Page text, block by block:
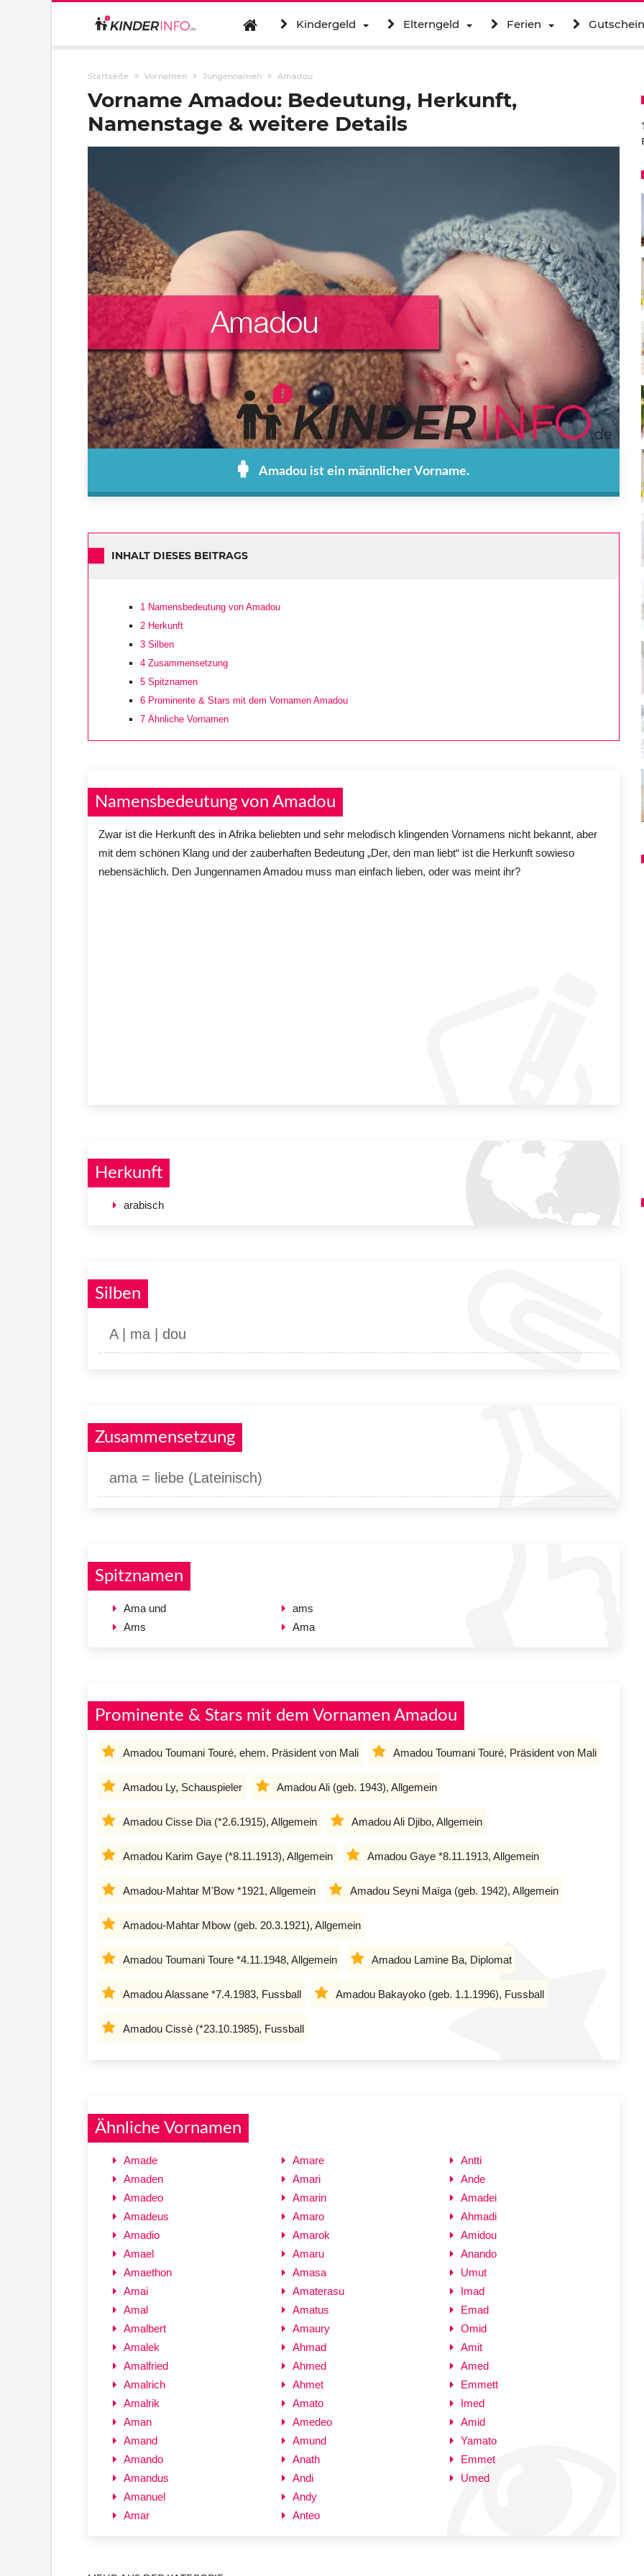
Kindergeld Elterngeld Ferien
Startseite Vornamen Jungennamen Amadou
Vorname Amadou: Bedeutung, Herkunft,
Namenstage & weitere Details
Amadou ist ein männlicher Vorname.
INHALT DIESES BEITRAGS
1 Namensbedeutung von Amadou
2 Herkunft
3 Silben
4 Zusammensetzung
5 Spitznamen
6 Prominente & Stars mit dem Vornamen Amadou
7 Ähnliche Vornamen
Namensbedeutung von Amadou
Zwar ist die Herkunft des in Afrika beliebten und sehr melodisch klingenden Vornamens nicht bekannt, aber
mit dem schönen Klang und der zauberhaften Bedeutung „Der, den man liebt“ ist die Herkunft sowieso
nebensächlich. Den Jungennamen Amadou muss man einfach lieben, oder was meint ihr?
Herkunft
arabisch
Silben
A | ma | dou
Zusammensetzung
ama = liebe (Lateinisch)
Spitznamen
Ama und
Ams
ams
Ama
Prominente & Stars mit dem Vornamen Amadou
Amadou Toumani Touré, ehem. Präsident von Mali Amadou Toumani Touré, Präsident von Mali
Amadou Ly, Schauspieler Amadou Ali (geb. 1943), Allgemein
Amadou Cisse Dia (*2.6.1915), Allgemein Amadou Ali Djibo, Allgemein
Amadou Karim Gaye (*8.11.1913), Allgemein Amadou Gaye *8.11.1913, Allgemein
Amadou-Mahtar M'Bow *1921, Allgemein Amadou Seyni Maïga (geb. 1942), Allgemein
Amadou-Mahtar Mbow (geb. 20.3.1921), Allgemein
Amadou Toumani Toure *4.11.1948, Allgemein Amadou Lamine Ba, Diplomat
Amadou Alassane *7.4.1983, Fussball Amadou Bakayoko (geb. 1.1.1996), Fussball
Amadou Cissè (*23.10.1985), Fussball
Ähnliche Vornamen
Amade
Amaden
Amadeo
Amadeus
Amadio
Amael
Amaethon
Amai
Amal
Amalbert
Amalek
Amalfried
Amalrich
Amalrik
Aman
Amand
Amando
Amandus
Amanuel
Amar
Amare
Amari
Amarin
Amaro
Amarok
Amaru
Amasa
Amaterasu
Amatus
Amaury
Ahmad
Ahmed
Ahmet
Amato
Amedeo
Amund
Anath
Andi
Andy
Anteo
Antti
Ande
Amadei
Ahmadi
Amidou
Anando
Umut
Imad
Emad
Omid
Amit
Amed
Emmett
Imed
Amid
Yamato
Emmet
Umed